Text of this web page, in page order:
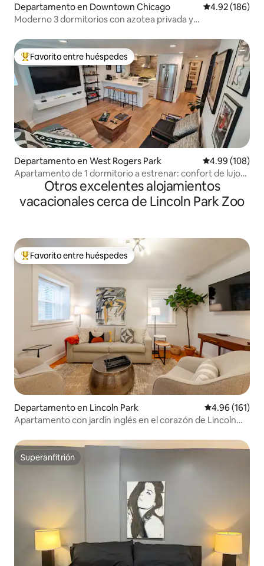
Departamento en Downtown Chicago Calificación
4.92 (186)
Moderno 3 dormitorios con azotea privada y
De los mejores en Favorito entre huéspedes
Favorito entre huéspedes
Departamento en West Rogers Park Calificación
4.99 (108)
Apartamento de 1 dormitorio a estrenar: confort de lujo
con baño de hidromasaje
Otros excelentes alojamientos
vacacionales cerca de Lincoln Park Zoo
De los mejores en Favorito entre huéspedes
Favorito entre huéspedes
Departamento en Lincoln Park Calificación
4.96 (161)
Apartamento con jardín inglés en el corazón de Lincoln
Superanfitrión
Superanfitrión